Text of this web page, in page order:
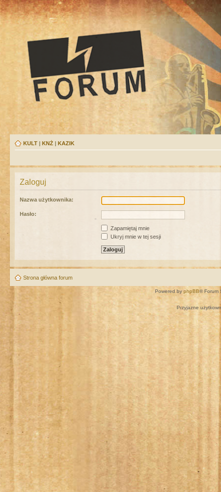
KULT | KNŻ | KAZIK
Zaloguj
Nazwa użytkownika:
Hasło:
Zapamiętaj mnie
Ukryj mnie w tej sesji
Strona główna forum
Powered by phpBB® Forum
Przyjazne